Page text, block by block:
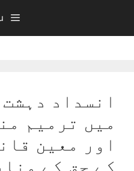
content
‏انسداد
میں ترمیم
اور معین
کے حق کے